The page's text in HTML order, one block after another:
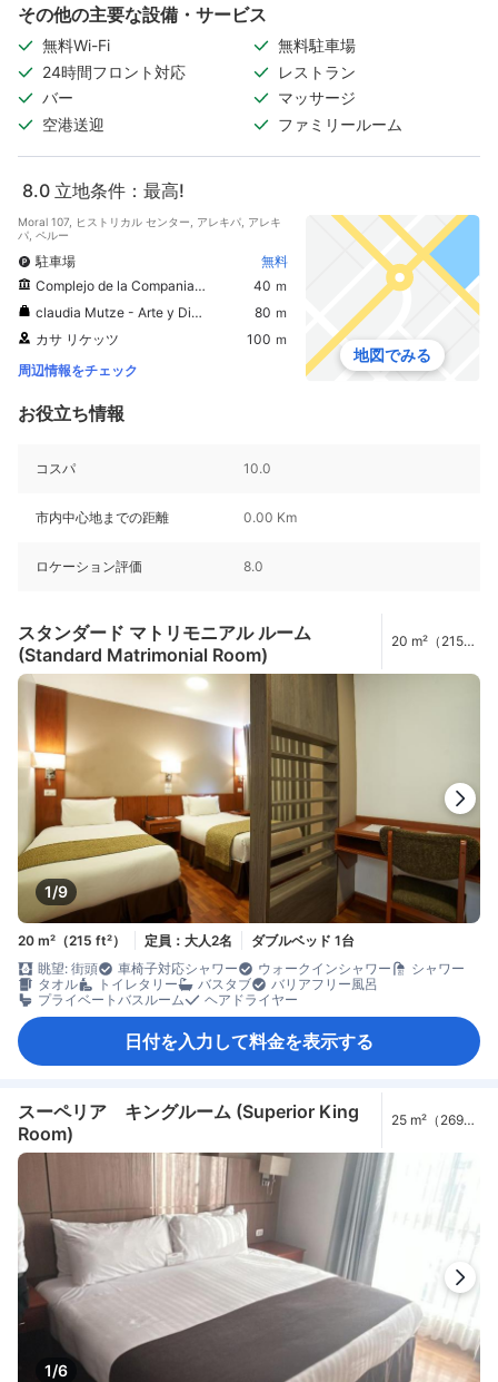
その他の主要な設備・サービス
無料Wi-Fi
無料駐車場
24時間フロント対応
レストラン
バー
マッサージ
空港送迎
ファミリールーム
8.0 立地条件：最高!
Moral 107, ヒストリカル センター, アレキパ, アレキ
パ, ペルー
駐車場
無料
Complejo de la Compania de Jesus
40 ｍ
claudia Mutze - Arte y Diseno
80 ｍ
カサ リケッツ
100 ｍ
周辺情報をチェック
地図でみる
お役立ち情報
コスパ 10.0
市内中心地までの距離 0.00 Km
ロケーション評価 8.0
スタンダード マトリモニアル ルーム
(Standard Matrimonial Room)
20 m²（215
1/9
20 m²（215 ft²） 定員：大人2名
ダブルベッド 1台
眺望: 街頭
車椅子対応シャワー ウォークインシャワー
シャワー
タオル
トイレタリー バスタブ
バリアフリー風呂
プライベートバスルーム
ヘアドライヤー
日付を入力して料金を表示する
スーペリア キングルーム (Superior King
Room)
25 m²（269
1/6